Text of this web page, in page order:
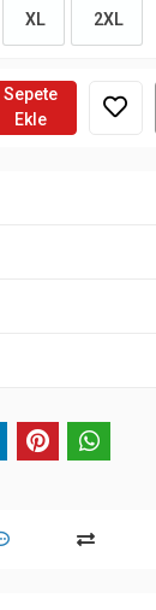
XL 2XL
Sepete
Ekle